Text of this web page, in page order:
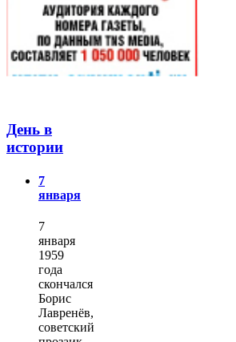
День в
истории
7
января
7
января
1959
года
скончался
Борис
Лавренёв,
советский